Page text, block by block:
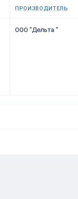
ПРОИЗВОДИТЕЛЬ
ООО "Дельта "